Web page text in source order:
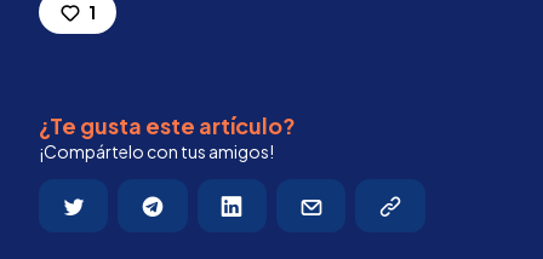
1
¿Te gusta este artículo?
¡Compártelo con tus amigos!